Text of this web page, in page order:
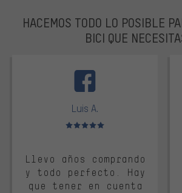
HACEMOS TODO LO POSIBLE
BICI QUE
Luis A.
Valoración media: 5 de 5
Llevo años comprando
y todo perfecto. Hay
que tener en cuenta